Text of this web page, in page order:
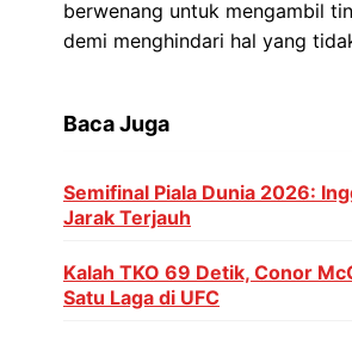
berwenang untuk mengambil
demi menghindari hal yang
Baca Juga
Semifinal Piala Dunia 2026:
Jarak Terjauh
Kalah TKO 69 Detik, Conor
Satu Laga di UFC